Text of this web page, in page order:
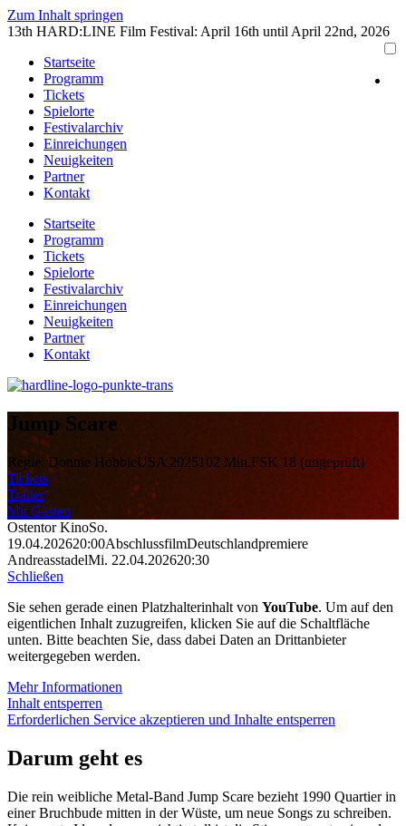
Zum Inhalt springen
13th HARD:LINE Film Festival: April 16th until April 22nd, 2026
Startseite
Programm
Tickets
Spielorte
Festivalarchiv
Einreichungen
Neuigkeiten
Partner
Kontakt
Startseite
Programm
Tickets
Spielorte
Festivalarchiv
Einreichungen
Neuigkeiten
Partner
Kontakt
Jump Scare
Regie: Donnie HobbieUSA 2025102 Min.FSK 18 (ungeprüft)
Tickets
Trailer
Mit Gästen
Ostentor KinoSo.
19.04.202620:00AbschlussfilmDeutschlandpremiere
AndreasstadelMi. 22.04.202620:30
Schließen
Sie sehen gerade einen Platzhalterinhalt von YouTube. Um auf den
eigentlichen Inhalt zuzugreifen, klicken Sie auf die Schaltfläche
unten. Bitte beachten Sie, dass dabei Daten an Drittanbieter
weitergegeben werden.
Mehr Informationen
Inhalt entsperren
Erforderlichen Service akzeptieren und Inhalte entsperren
Darum geht es
Die rein weibliche Metal-Band Jump Scare bezieht 1990 Quartier in
einer Bruchbude mitten in der Wüste, um neue Songs zu schreiben.